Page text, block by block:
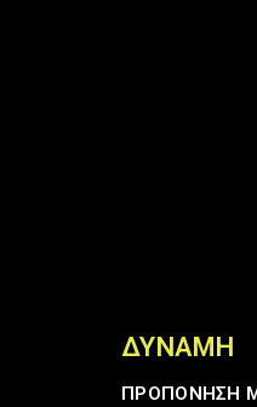
ΔΎΝΑΜΗ
ΠΡΟΠΟΝΗΣΗ